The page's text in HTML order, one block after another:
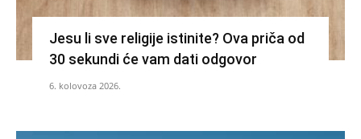
Jesu li sve religije istinite? Ova priča od
30 sekundi će vam dati odgovor
6. kolovoza 2026.